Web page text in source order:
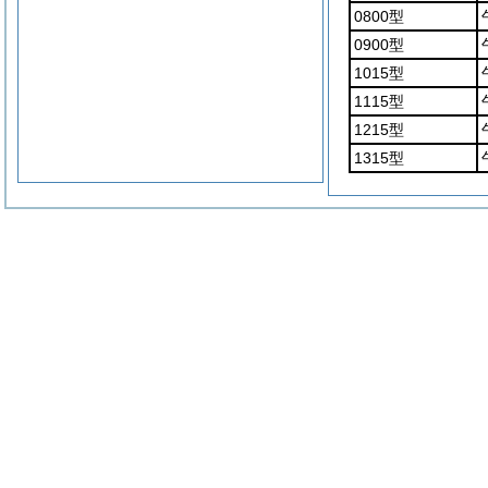
0800型
0900型
1015型
1115型
1215型
1315型